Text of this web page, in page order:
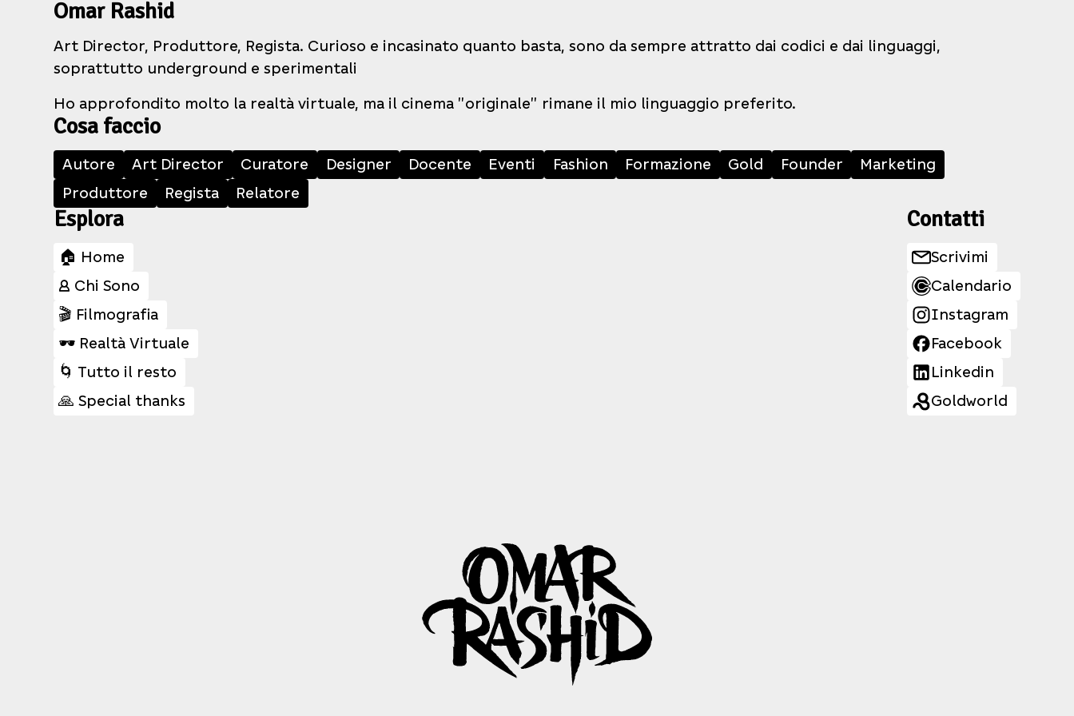
Omar Rashid
Art Director, Produttore, Regista. Curioso e incasinato quanto basta, sono da sempre attratto dai codici e dai linguaggi,
soprattutto underground e sperimentali
Ho approfondito molto la realtà virtuale, ma il cinema "originale" rimane il mio linguaggio preferito.
Cosa faccio
Autore Art Director Curatore Designer Docente Eventi Fashion Formazione Gold Founder
Marketing
Produttore
Regista Relatore
Esplora
🏠 Home
👤 Chi Sono
🎬 Filmografia
🕶️ Realtà Virtuale
🌀 Tutto il resto
🙏 Special thanks
Contatti
Scrivimi
Calendario
Instagram
Facebook
Linkedin
Goldworld